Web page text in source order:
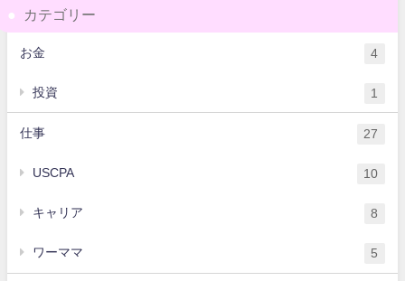
カテゴリー
お金 4
投資 1
仕事 27
USCPA 10
キャリア 8
ワーママ 5